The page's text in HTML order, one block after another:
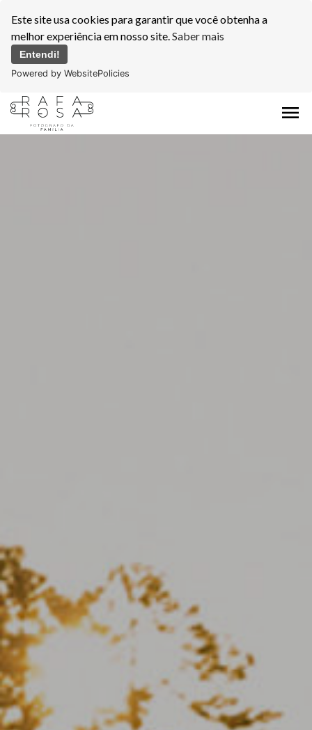
Este site usa cookies para garantir que você obtenha a
melhor experiência em nosso site.Saber mais
Entendi!
Powered by WebsitePolicies
menu